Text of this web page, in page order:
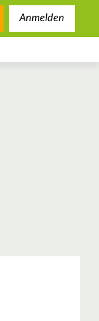
Anmelden